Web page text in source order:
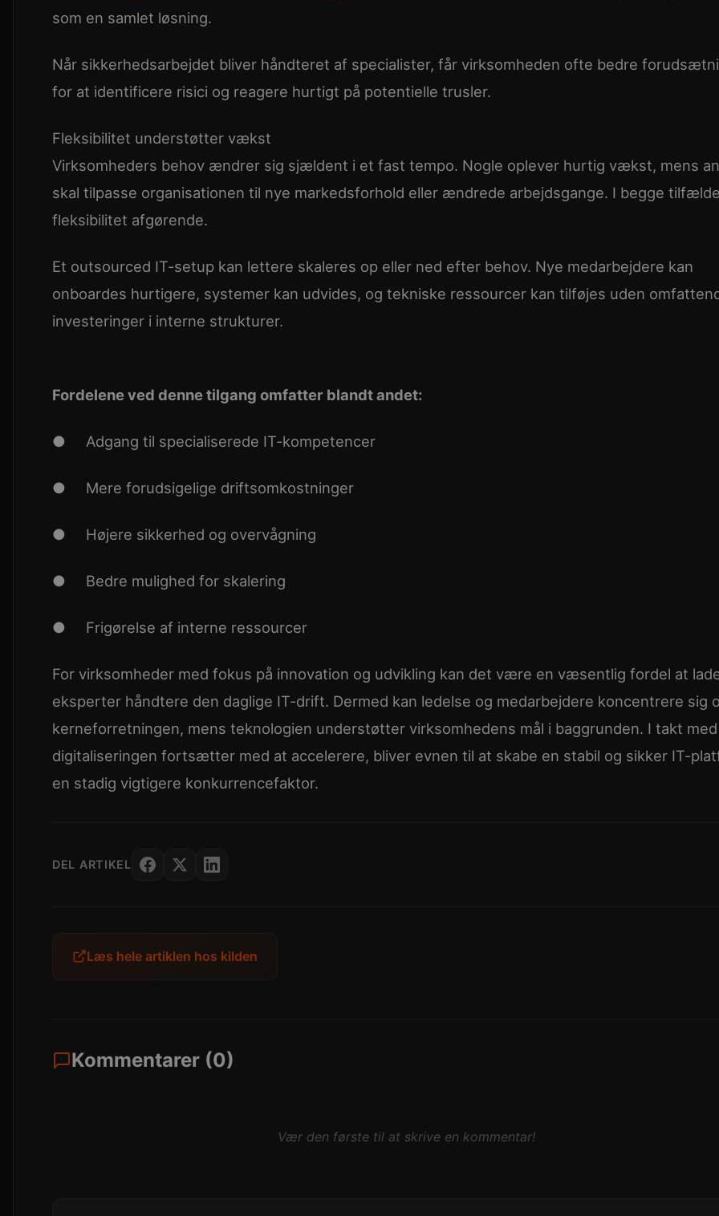
som en samlet løsning.
Når sikkerhedsarbejdet bliver håndteret af specialister, får virksomheden ofte bedre
for at identificere risici og reagere hurtigt på potentielle trusler.
Fleksibilitet understøtter vækst
Virksomheders behov ændrer sig sjældent i et fast tempo. Nogle oplever hurtig vækst, mens
skal tilpasse organisationen til nye markedsforhold eller ændrede arbejdsgange. I begge
fleksibilitet afgørende.
Et outsourced IT-setup kan lettere skaleres op eller ned efter behov. Nye medarbejdere kan
onboardes hurtigere, systemer kan udvides, og tekniske ressourcer kan tilføjes uden
investeringer i interne strukturer.
Fordelene ved denne tilgang omfatter blandt andet:
● Adgang til specialiserede IT-kompetencer
● Mere forudsigelige driftsomkostninger
● Højere sikkerhed og overvågning
● Bedre mulighed for skalering
● Frigørelse af interne ressourcer
For virksomheder med fokus på innovation og udvikling kan det være en væsentlig fordel at
eksperter håndtere den daglige IT-drift. Dermed kan ledelse og medarbejdere koncentrere sig
kerneforretningen, mens teknologien understøtter virksomhedens mål i baggrunden. I takt
digitaliseringen fortsætter med at accelerere, bliver evnen til at skabe en stabil og sikker IT-
en stadig vigtigere konkurrencefaktor.
DEL ARTIKEL
Læs hele artiklen hos kilden
Kommentarer (0)
Vær den første til at skrive en kommentar!